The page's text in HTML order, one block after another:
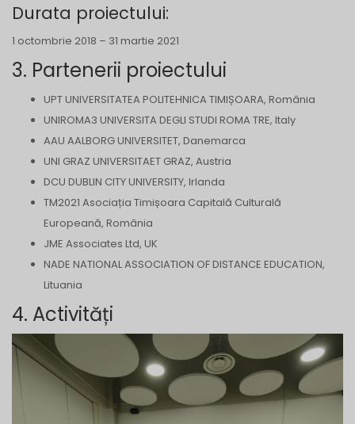
Durata proiectului:
1 octombrie 2018 – 31 martie 2021
3. Partenerii proiectului
UPT UNIVERSITATEA POLITEHNICA TIMIȘOARA, România
UNIROMA3 UNIVERSITA DEGLI STUDI ROMA TRE, Italy
AAU AALBORG UNIVERSITET, Danemarca
UNI GRAZ UNIVERSITAET GRAZ, Austria
DCU DUBLIN CITY UNIVERSITY, Irlanda
TM2021 Asociația Timișoara Capitală Culturală
Europeană, România
JME Associates Ltd, UK
NADE NATIONAL ASSOCIATION OF DISTANCE EDUCATION,
Lituania
4. Activități